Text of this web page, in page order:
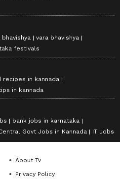
bhavishya
vara bhavishya
festivals
recipes in kannada
in kannada
bank jobs in karnataka
Govt Jobs in Kannada IT Jobs
About Tv
Privacy Policy